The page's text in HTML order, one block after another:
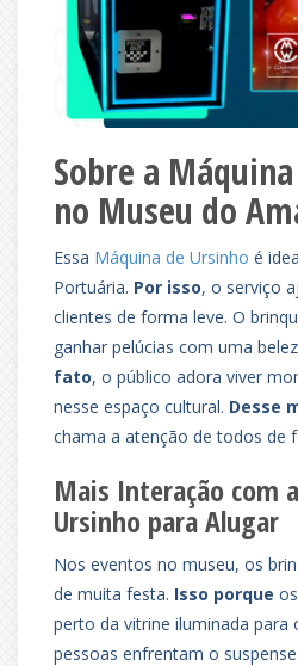
Sobre a
no Museu do
Essa Máquina de Ursinho é
Portuária. Por isso, o serviço
clientes de forma leve. O
ganhar pelúcias com uma
fato, o público adora viver
nesse espaço cultural. Desse
chama a atenção de todos de
Mais Interação com
Ursinho para Alugar
Nos eventos no museu, os
de muita festa. Isso porque
perto da vitrine iluminada para
pessoas enfrentam o